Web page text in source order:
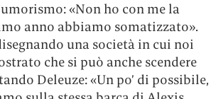
«Non ho con me la
anno abbiamo somatizzato».
una società in cui noi
che si può anche scendere
Deleuze: «Un po’ di possibile,